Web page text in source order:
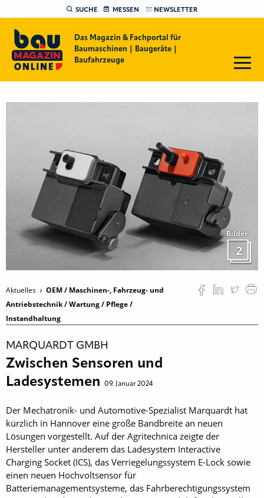
SUCHE MESSEN NEWSLETTER
Das Magazin & Fachportal für
Baumaschinen | Baugeräte |
Baufahrzeuge
Bilder
2
Aktuelles
OEM / Maschinen-, Fahrzeug- und
Antriebstechnik / Wartung / Pflege /
Instandhaltung
MARQUARDT GMBH
Zwischen Sensoren und
Ladesystemen
09. Januar 2024
Der Mechatronik- und Automotive-Spezialist Marquardt hat
kürzlich in Hannover eine große Bandbreite an neuen
Lösungen vorgestellt. Auf der Agritechnica zeigte der
Hersteller unter anderem das Ladesystem Interactive
Charging Socket (ICS), das Verriegelungssystem E-Lock sowie
einen neuen Hochvoltsensor für
Batteriemanagementsysteme, das Fahrberechtigungssystem